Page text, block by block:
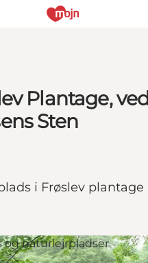
din ferie
Plantage, ved
Sten
i Frøslev plantage
og naturlejrpladser